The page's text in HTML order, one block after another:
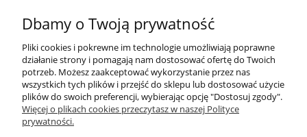
godzinach naszej pracy. Odwiedź nas osobicie pod adresem:
ul. Podwisłocze 2B/3, 35-309 Rzeszów
Zapraszamy od poniedziałku do piątku od 10:00 do 18:00 soboty:
od 09:00 do 13:00
Dbamy o Twoją prywatność
Pliki cookies i pokrewne im technologie umożliwiają poprawne
działanie strony i pomagają nam dostosować ofertę do Twoich
potrzeb. Możesz zaakceptować wykorzystanie przez nas
wszystkich tych plików i przejść do sklepu lub dostosować użycie
plików do swoich preferencji, wybierając opcję "Dostosuj zgody".
Więcej o plikach cookies przeczytasz w naszej Polityce
prywatności.